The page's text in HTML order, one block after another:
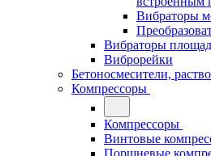
Вибраторы
Вибраторы
Виброрейки
Бетоносмесители,
Компрессоры
Компрессоры
Винтовые
Поршневые